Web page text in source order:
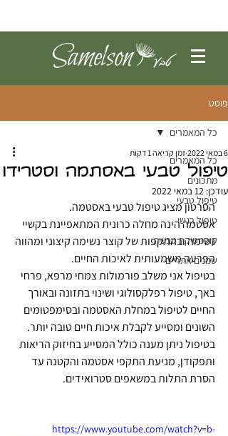
פוסט
כל המאמרים
מתכונים
טיפול טבעי
טיפול רגשי
קוסמטיקה טבעית
שמנים אתריים
כל המאמרים
טיפול טבעי באסתמה וסטרידו
6 במאי 2022 זמן קריאה 1 דקות
עודכן: 12 במאי 2022
הסרטון מציג טיפול טבעי באסטמה.
אסטמה הינה מחלה כרונית המתאפיינת בקשיי
נשימה ובהתקפות של קוצר נשימה קיצוני ומהווה
הפרעה משמעותית לאיכות החיים.
בטיפול אני משלב פורמולות צמחי מרפא, פרחי
באך, טיפול רפלקסולוגי ושינוי בתזונה ובאורך
החיים לטיפול במחלת האסטמה ובסימפטומים
השונים ומסייע לקבלת איכות חיים טובה יותר.
בטיפול ניתן מענה כולל המסייע בחיזוק הריאות
ותפקודן, מניעת התקפי אסטמה והקטנה עד
הסרת התלות במשאפים סטרואידים.
https://www.youtube.com/watch?v=b-